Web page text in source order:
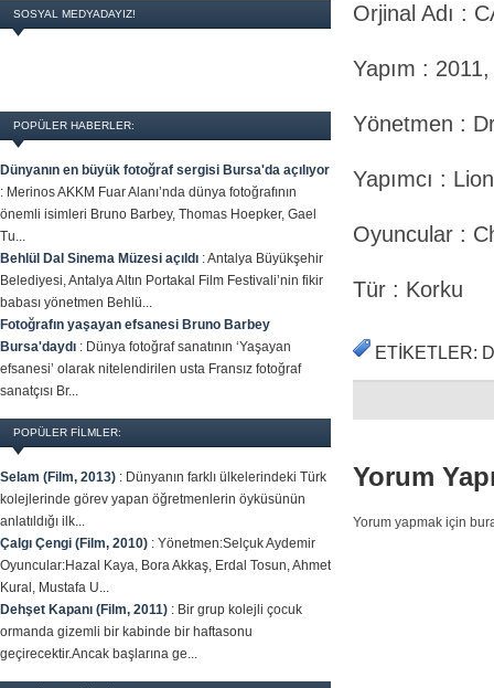
Orjinal Adı :
Yapım :
Yönetmen :
Yapımcı :
Oyuncular :
Tür : Korku
ETIKETLER:
Yorum
Yorum yapmak için
SOSYAL MEDYADAYIZ!
POPÜLER HABERLER:
Dünyanın en büyük fotoğraf sergisi Bursa'da açılıyor
: Merinos AKKM Fuar Alanı’nda dünya fotoğrafının
önemli isimleri Bruno Barbey, Thomas Hoepker, Gael
Tu...
Behlül Dal Sinema Müzesi açıldı :Antalya Büyükşehir
Belediyesi, Antalya Altın Portakal Film Festivali’nin fikir
babası yönetmen Behlü...
Fotoğrafın yaşayan efsanesi Bruno Barbey
Bursa'daydı : Dünya fotoğraf sanatının ‘Yaşayan
efsanesi’ olarak nitelendirilen usta Fransız fotoğraf
sanatçısı Br...
POPÜLER FILMLER:
Selam (Film, 2013) : Dünyanın farklı ülkelerindeki Türk
kolejlerinde görev yapan öğretmenlerin öyküsünün
anlatıldığı ilk...
Çalgı Çengi (Film, 2010) : Yönetmen:Selçuk Aydemir
Oyuncular:Hazal Kaya, Bora Akkaş, Erdal Tosun, Ahmet
Kural, Mustafa U...
Dehşet Kapanı (Film, 2011) : Bir grup kolejli çocuk
ormanda gizemli bir kabinde bir haftasonu
geçirecektir.Ancak başlarına ge...